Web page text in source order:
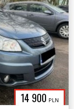
14 900 PLN